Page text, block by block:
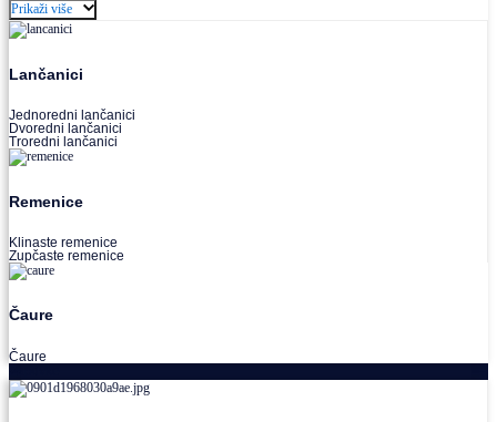
Prikaži više
Lančanici
Jednoredni lančanici
Dvoredni lančanici
Troredni lančanici
Remenice
Klinaste remenice
Zupčaste remenice
Čaure
Čaure